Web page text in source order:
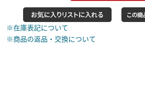
※在庫表記について
※商品の返品・交換について